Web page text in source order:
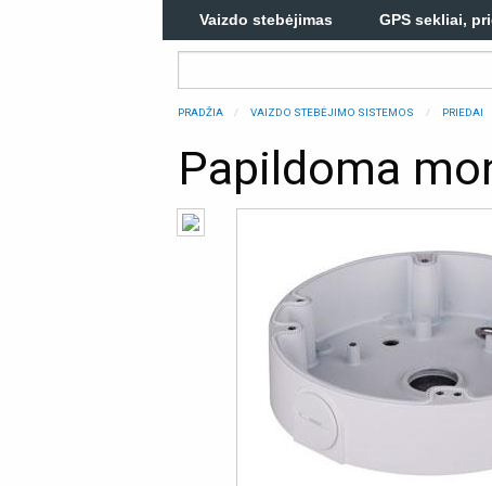
Vaizdo stebėjimas GPS sekliai,
PRADŽIA VAIZDO STEBĖJIMO SISTEMOS PRIEDAI
Papildoma